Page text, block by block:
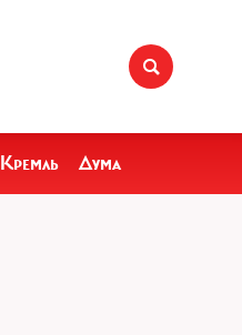
Кремль Дума